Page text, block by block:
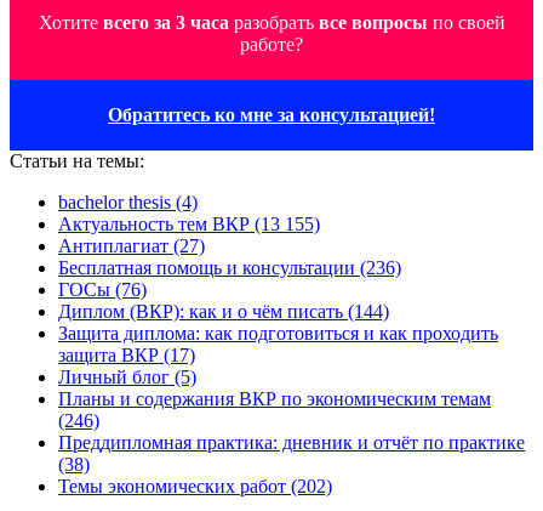
Хотите всего за 3 часа разобрать все вопросы по своей
работе?
Обратитесь ко мне за консультацией!
Статьи на темы:
bachelor thesis (4)
Актуальность тем ВКР (13 155)
Антиплагиат (27)
Бесплатная помощь и консультации (236)
ГОСы (76)
Диплом (ВКР): как и о чём писать (144)
Защита диплома: как подготовиться и как проходить
защита ВКР (17)
Личный блог (5)
Планы и содержания ВКР по экономическим темам
(246)
Преддипломная практика: дневник и отчёт по практике
(38)
Темы экономических работ (202)